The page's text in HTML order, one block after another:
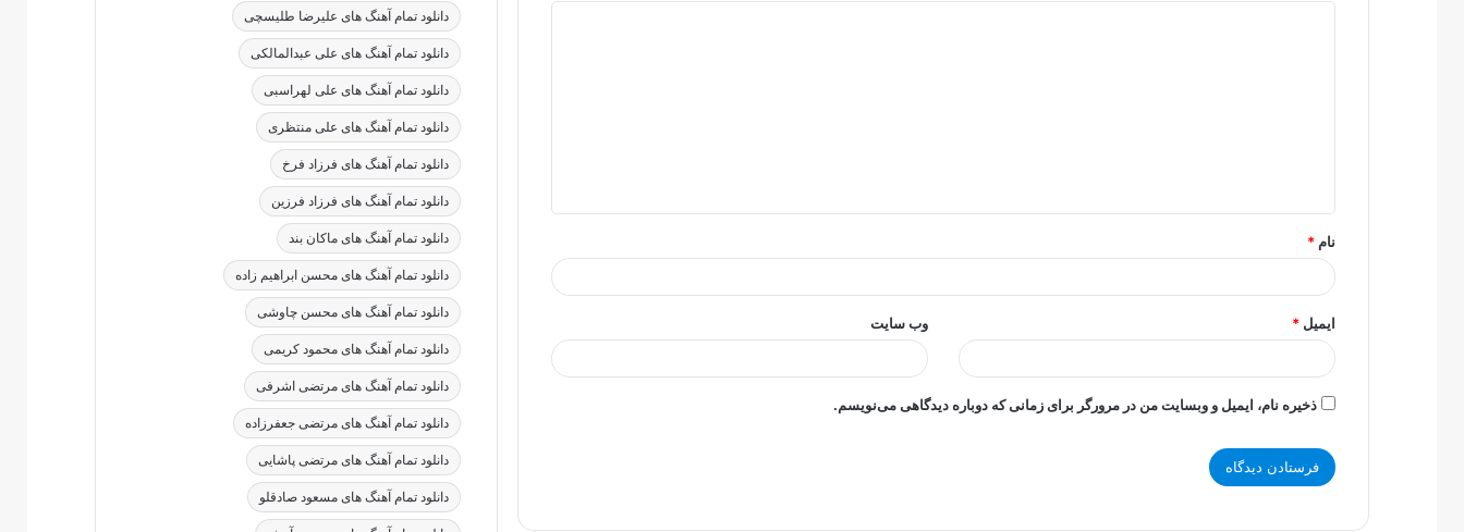
*
نام *
ایمیل * وب‌ سایت
ذخیره نام، ایمیل و وبسایت من در مرورگر برای زمانی که دوباره دیدگاهی می‌نویسم.
دانلود تمام آهنگ های علیرضا طلیسچی
دانلود تمام آهنگ های علی عبدالمالکی
دانلود تمام آهنگ های علی لهراسبی
دانلود تمام آهنگ های علی منتظری
دانلود تمام آهنگ های فرزاد فرخ
دانلود تمام آهنگ های فرزاد فرزین
دانلود تمام آهنگ های ماکان بند
دانلود تمام آهنگ های محسن ابراهیم زاده
دانلود تمام آهنگ های محسن چاوشی
دانلود تمام آهنگ های محمود کریمی
دانلود تمام آهنگ های مرتضی اشرفی
دانلود تمام آهنگ های مرتضی جعفرزاده
دانلود تمام آهنگ های مرتضی پاشایی
دانلود تمام آهنگ های مسعود صادقلو